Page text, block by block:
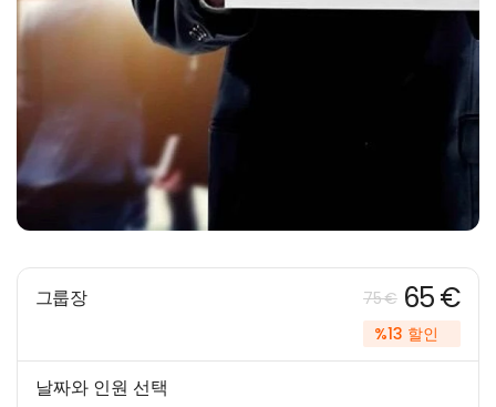
그룹장 75 € 65 €
%13 할인
날짜와 인원 선택